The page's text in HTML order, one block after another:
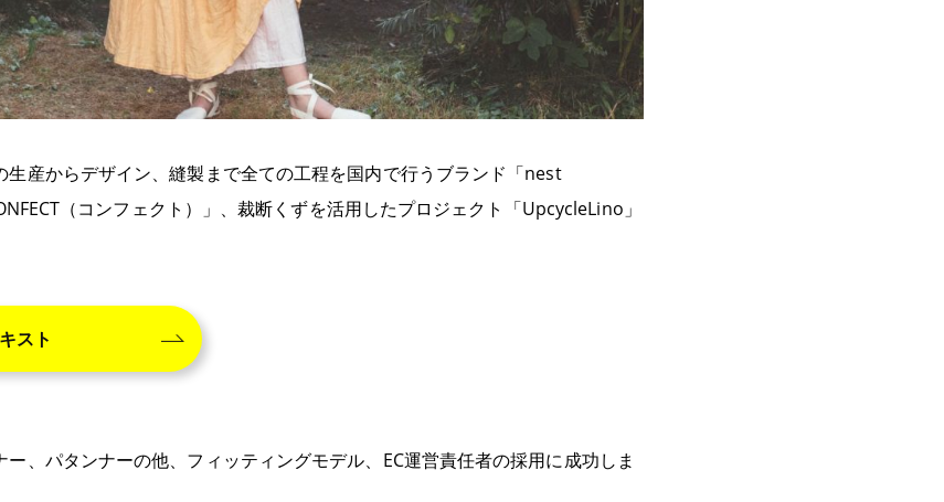
生産からデザイン、縫製まで全ての工程を国内で行うブランド「nest
（コンフェクト）」、裁断くずを活用したプロジェクト「UpcycleLino」
スト
、パタンナーの他、フィッティングモデル、EC運営責任者の採用に成功しま